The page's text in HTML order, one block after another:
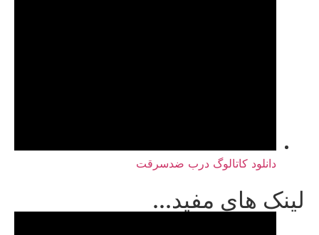
دانلود کاتالوگ درب ضدسرقت
لینک های مفید...